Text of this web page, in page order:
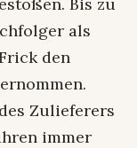
als
den
Zulieferers
immer